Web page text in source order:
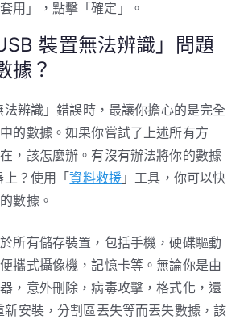
用」，點擊「確定」。
裝置無法辨識」問題
據？
辨識」錯誤時，最讓你擔心的是完全
的數據。如果你嘗試了上述所有方
，該怎麼辦。有沒有辦法將你的數據
上？使用「資料救援 」工具，你可以快
數據。
於所有儲存裝置，包括手機，硬碟驅動
攜式攝像機，記憶卡等。無論你是由
，意外刪除，病毒攻擊，格式化，還
安裝，分割區丟失等而丟失數據，該